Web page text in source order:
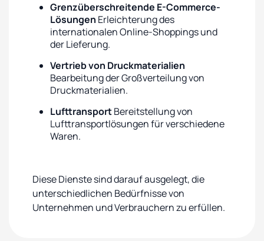
Grenzüberschreitende E-Commerce-
Lösungen Erleichterung des
internationalen Online-Shoppings und
der Lieferung.
Vertrieb von Druckmaterialien
Bearbeitung der Großverteilung von
Druckmaterialien.
LufttransportBereitstellung von
Lufttransportlösungen für verschiedene
Waren.
Diese Dienste sind darauf ausgelegt, die
unterschiedlichen Bedürfnisse von
Unternehmen und Verbrauchern zu erfüllen.